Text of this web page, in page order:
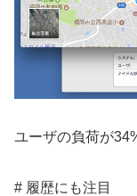
ユーザの負荷が
# 履歴にも注目